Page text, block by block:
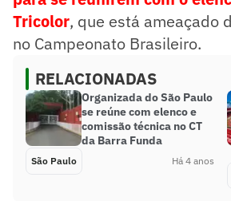
Tricolor, que está ameaçado
no Campeonato Brasileiro.
RELACIONADAS
Organizada do São Paulo
se reúne com elenco e
comissão técnica no CT
da Barra Funda
São Paulo Há 4 anos